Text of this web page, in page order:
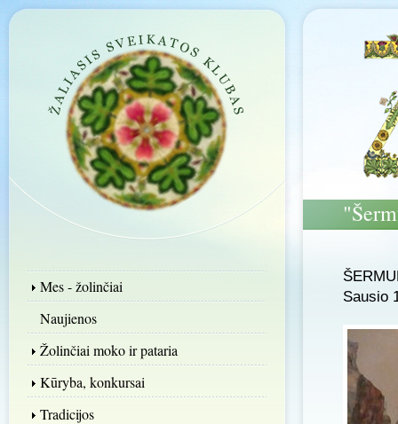
Mes - žolinčiai
Naujienos
Žolinčiai moko ir pataria
Kūryba, konkursai
Tradicijos
Sausio